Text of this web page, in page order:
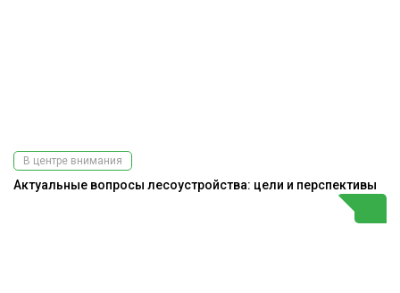
В центре внимания
Актуальные вопросы лесоустройства: цели и перспективы